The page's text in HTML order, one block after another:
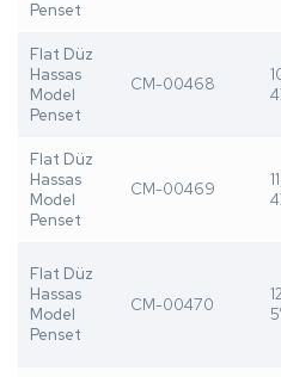
Penset
Flat Düz
Hassas
Model
Penset
CM-00468
Flat Düz
Hassas
Model
Penset
CM-00469
Flat Düz
Hassas
Model
Penset
CM-00470